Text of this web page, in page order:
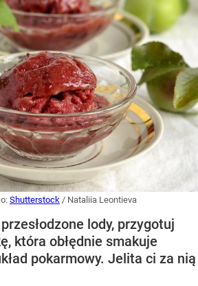
Shutterstock / Nataliia Leontieva
lody, przygotuj
która obłędnie smakuje
pokarmowy. Jelita ci za nią